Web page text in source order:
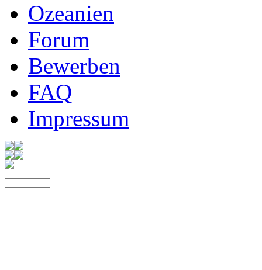
Ozeanien
Forum
Bewerben
FAQ
Impressum